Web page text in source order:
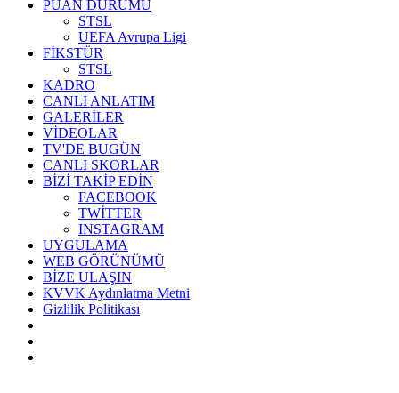
PUAN DURUMU
STSL
UEFA Avrupa Ligi
FİKSTÜR
STSL
KADRO
CANLI ANLATIM
GALERİLER
VİDEOLAR
TV'DE BUGÜN
CANLI SKORLAR
BİZİ TAKİP EDİN
FACEBOOK
TWİTTER
INSTAGRAM
UYGULAMA
WEB GÖRÜNÜMÜ
BİZE ULAŞIN
KVVK Aydınlatma Metni
Gizlilik Politikası